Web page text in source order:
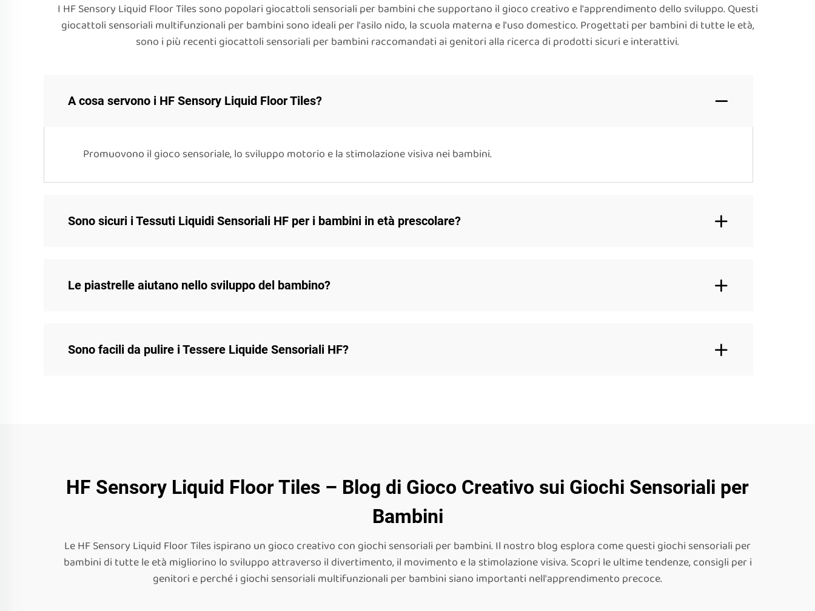
I HF Sensory Liquid Floor Tiles sono popolari giocattoli sensoriali per bambini che supportano il gioco creativo e l'apprendimento dello sviluppo. Questi
giocattoli sensoriali multifunzionali per bambini sono ideali per l'asilo nido, la scuola materna e l'uso domestico. Progettati per bambini di tutte le età,
sono i più recenti giocattoli sensoriali per bambini raccomandati ai genitori alla ricerca di prodotti sicuri e interattivi.
A cosa servono i HF Sensory Liquid Floor Tiles?
Promuovono il gioco sensoriale, lo sviluppo motorio e la stimolazione visiva nei bambini.
Sono sicuri i Tessuti Liquidi Sensoriali HF per i bambini in età prescolare?
Le piastrelle aiutano nello sviluppo del bambino?
Sono facili da pulire i Tessere Liquide Sensoriali HF?
HF Sensory Liquid Floor Tiles – Blog di Gioco Creativo sui Giochi Sensoriali per
Bambini
Le HF Sensory Liquid Floor Tiles ispirano un gioco creativo con giochi sensoriali per bambini. Il nostro blog esplora come questi giochi sensoriali per
bambini di tutte le età migliorino lo sviluppo attraverso il divertimento, il movimento e la stimolazione visiva. Scopri le ultime tendenze, consigli per i
genitori e perché i giochi sensoriali multifunzionali per bambini siano importanti nell'apprendimento precoce.